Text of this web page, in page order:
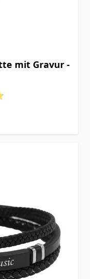
mit Gravur -